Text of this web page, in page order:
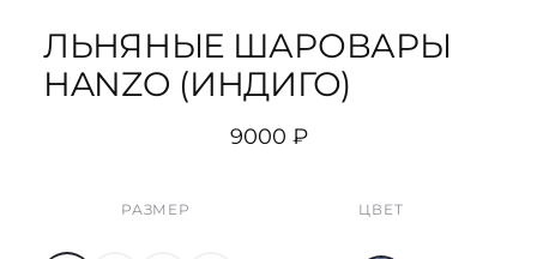
ЛЬНЯНЫЕ ШАРОВАРЫ
HANZO (ИНДИГО)
9000 ₽
РАЗМЕР ЦВЕТ